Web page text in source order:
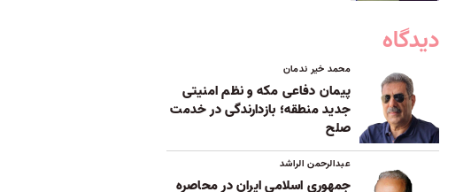
دیدگاه
محمد خیر ندمان
پیمان دفاعی مکه و نظم امنیتی
جدید منطقه؛ بازدارندگی در خدمت
صلح
عبدالرحمن الراشد
جمهوری اسلامی ایران در محاصره